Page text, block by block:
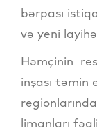
bərpası
və yeni
Həmçinin
inşası təmin
limanları